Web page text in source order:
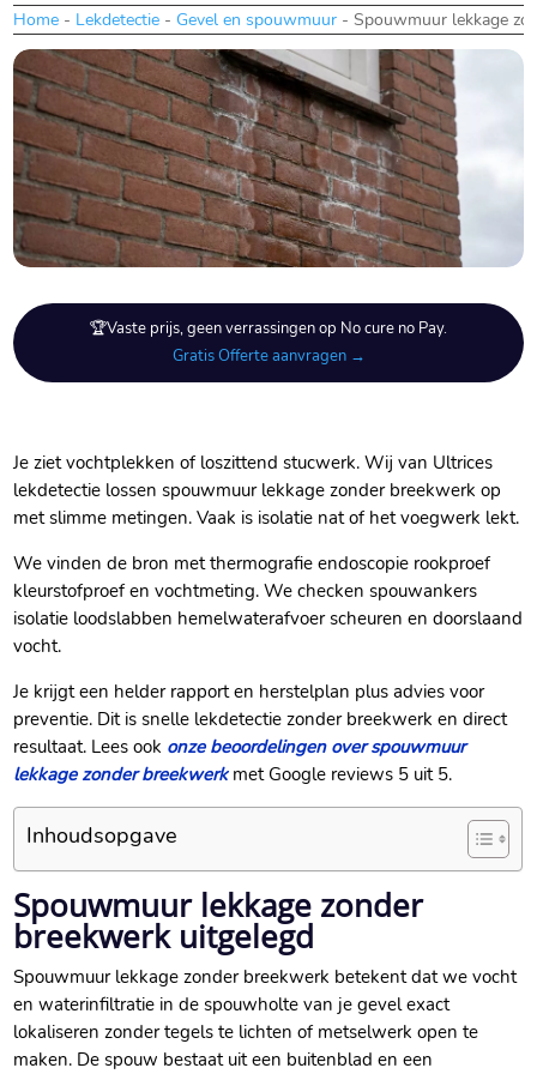
Home - Lekdetectie - Gevel en spouwmuur -Spouwmuur lekkage
🏆Vaste prijs, geen verrassingen op No cure no Pay.
Gratis Offerte aanvragen →
Je ziet vochtplekken of loszittend stucwerk.​ Wij van Ultrices
lekdetectie lossen spouwmuur lekkage zonder breekwerk op
met slimme metingen.​ Vaak is isolatie nat of het voegwerk lekt.​
We vinden de bron met thermografie endoscopie rookproef
kleurstofproef en vochtmeting.​ We checken spouwankers
isolatie loodslabben hemelwaterafvoer scheuren en doorslaand
vocht.​
Je krijgt een helder rapport en herstelplan plus advies voor
preventie.​ Dit is snelle lekdetectie zonder breekwerk en direct
resultaat.​ Lees ook onze beoordelingen over spouwmuur
lekkage zonder breekwerkmet Google reviews 5 uit 5.​
Inhoudsopgave
Spouwmuur lekkage zonder
breekwerk uitgelegd
Spouwmuur lekkage zonder breekwerk betekent dat we vocht
en waterinfiltratie in de spouwholte van je gevel exact
lokaliseren zonder tegels te lichten of metselwerk open te
maken.​ De spouw bestaat uit een buitenblad en een